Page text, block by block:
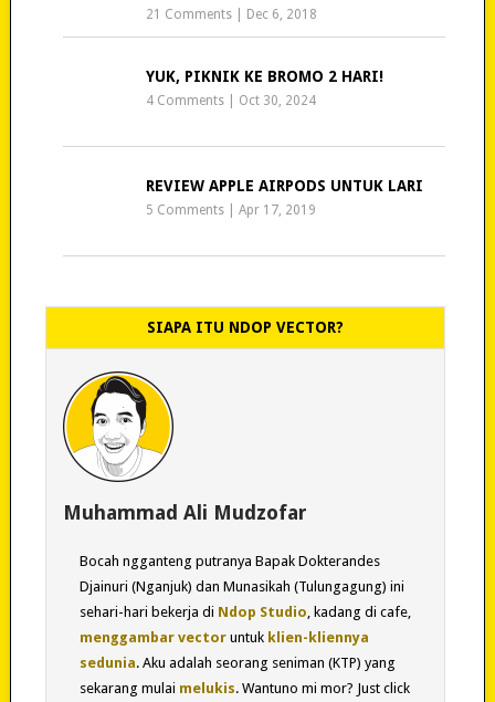
21 Comments Dec 6, 2018
YUK, PIKNIK KE BROMO 2 HARI!
4 Comments Oct 30, 2024
REVIEW APPLE AIRPODS UNTUK LARI
5 Comments |Apr 17, 2019
SIAPA ITU NDOP VECTOR?
Muhammad Ali Mudzofar
Bocah ngganteng putranya Bapak Dokterandes
Djainuri (Nganjuk) dan Munasikah (Tulungagung) ini
sehari-hari bekerja di Ndop Studio , kadang di cafe,
menggambar vectoruntuk klien-kliennya
sedunia. Aku adalah seorang seniman (KTP) yang
sekarang mulai melukis. Wantuno mi mor? Just click